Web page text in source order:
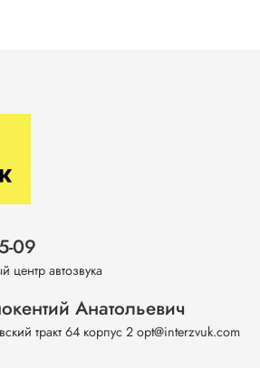
09
центр автозвука
Анатольевич
тракт 64 корпус 2 opt@interzvuk.com